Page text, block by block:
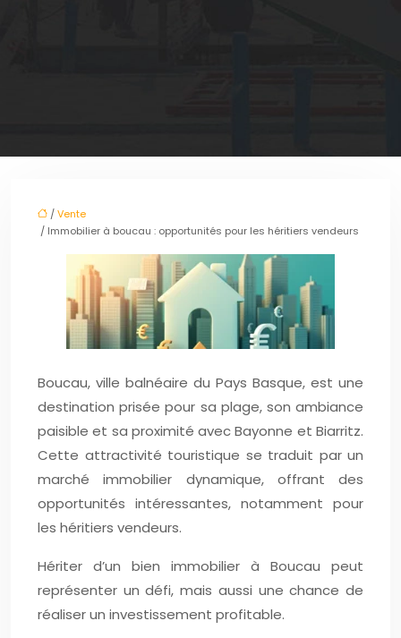
/Vente
/ Immobilier à boucau : opportunités pour les héritiers vendeurs
Boucau, ville balnéaire du Pays Basque, est une
destination prisée pour sa plage, son ambiance
paisible et sa proximité avec Bayonne et Biarritz.
Cette attractivité touristique se traduit par un
marché immobilier dynamique, offrant des
opportunités intéressantes, notamment pour
les héritiers vendeurs.
Hériter d’un bien immobilier à Boucau peut
représenter un défi, mais aussi une chance de
réaliser un investissement profitable.